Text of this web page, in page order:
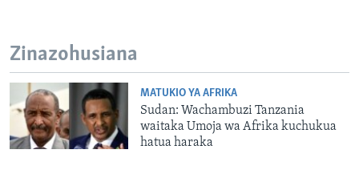
Zinazohusiana
MATUKIO YA AFRIKA
Sudan: Wachambuzi Tanzania
waitaka Umoja wa Afrika kuchukua
hatua haraka